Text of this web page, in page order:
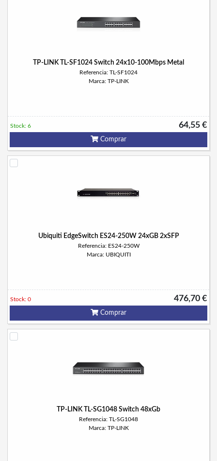
TP-LINK TL-SF1024 Switch 24x10-100Mbps Metal
Referencia: TL-SF1024
Marca: TP-LINK
64,55 €
Stock: 6
Comprar
Ubiquiti EdgeSwitch ES24-250W 24xGB 2xSFP
Referencia: ES24-250W
Marca: UBIQUITI
476,70 €
Stock: 0
Comprar
TP-LINK TL-SG1048 Switch 48xGb
Referencia: TL-SG1048
Marca: TP-LINK